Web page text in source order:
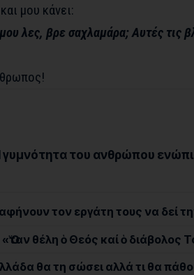
μου κάνει:
λες, βρε σαχλαμάρα; Αυτές τις
γυμνότητα του ανθρώπου
τον εργάτη τους να δεί
θέλη ὁ Θεός καί ὁ διάβολος
θα τη σώσει αλλά τι θα